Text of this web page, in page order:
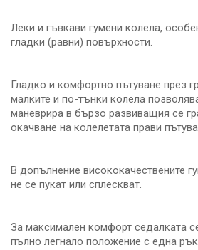
Леки и гъвкави гумени колела,
гладки (равни) повърхности.
Гладко и комфортно пътуване през
малките и по-тънки колела
маневрира в бързо развиващия се
окачване на колелетата прави
В допълнение висококачествените
не се пукат или сплескват.
За максимален комфорт седалката
пълно легнало положение с една